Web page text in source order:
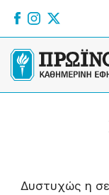
Δυστυχώς η